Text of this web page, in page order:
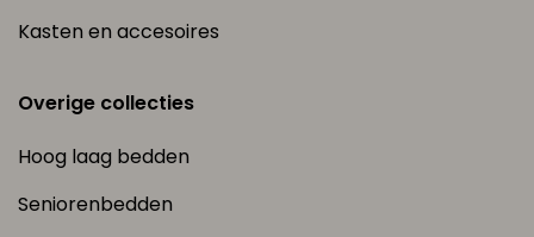
Kasten en accesoires
Overige collecties
Hoog laag bedden
Seniorenbedden